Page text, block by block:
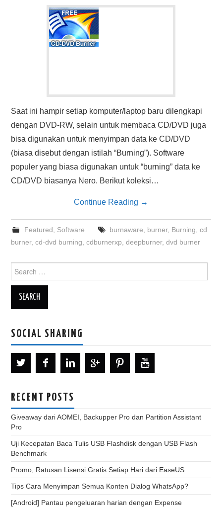
HASIL PENCARIAN
Saat ini hampir setiap komputer/laptop baru dilengkapi
dengan DVD-RW, selain untuk membaca CD/DVD juga
bisa digunakan untuk menyimpan data ke CD/DVD
(biasa disebut dengan istilah “Burning”). Software
populer yang biasa digunakan untuk “burning” data ke
CD/DVD biasanya Nero. Berikut koleksi…
Continue Reading →
Featured Software burnaware burner, Burning cd
burner,cd-dvd burning ,cdburnerxp ,deepburner,dvd burner
for:
SOCIAL SHARING
RECENT POSTS
Giveaway dari AOMEI, Backupper Pro dan Partition Assistant
Pro
Uji Kecepatan Baca Tulis USB Flashdisk dengan USB Flash
Benchmark
Promo, Ratusan Lisensi Gratis Setiap Hari dari EaseUS
Tips Cara Menyimpan Semua Konten Dialog WhatsApp?
[Android] Pantau pengeluaran harian dengan Expense